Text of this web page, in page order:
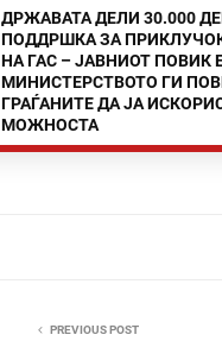
ДРЖАВАТА ДЕЛИ 30.000
ПОДДРШКА ЗА
НА ГАС – ЈАВНИОТ ПОВИК
МИНИСТЕРСТВОТО ГИ
ГРАЃАНИТЕ ДА ЈА
МОЖНОСТА
PREVIOUS POST